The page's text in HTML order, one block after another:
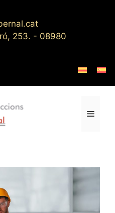
253. - 08980
Menú